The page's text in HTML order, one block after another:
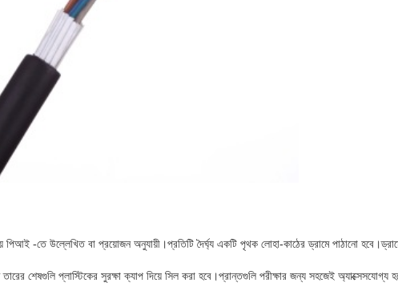
পিআই -তে উল্লেখিত বা প্রয়োজন অনুযায়ী।প্রতিটি দৈর্ঘ্য একটি পৃথক লোহা-কাঠের ড্রামে পাঠানো
শেষগুলি প্লাস্টিকের সুরক্ষা ক্যাপ দিয়ে সিল করা হবে।প্রান্তগুলি পরীক্ষার জন্য সহজেই অ্যাক্সেসযোগ্য